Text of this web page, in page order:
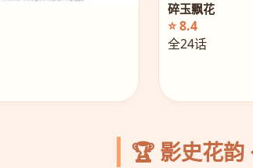
碎玉飘花
⭐ 8.4
全24话
🏆 影史花韵